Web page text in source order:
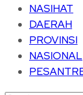
NASIHAT
DAERAH
PROVINSI
NASIONAL